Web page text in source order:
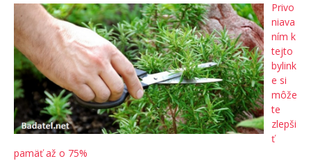
Privo
niava
ním k
tejto
bylink
e si
môže
te
zlepši
ť
pamäť až o 75%